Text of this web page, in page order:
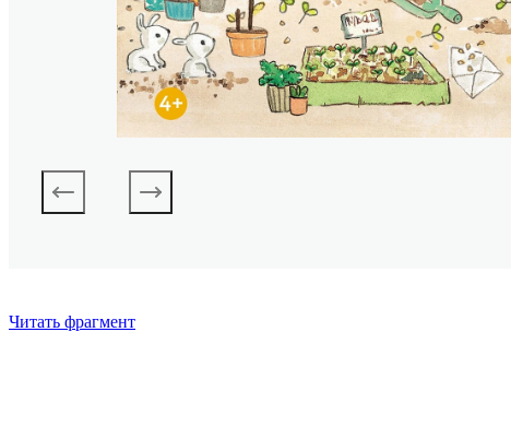
Читать фрагмент